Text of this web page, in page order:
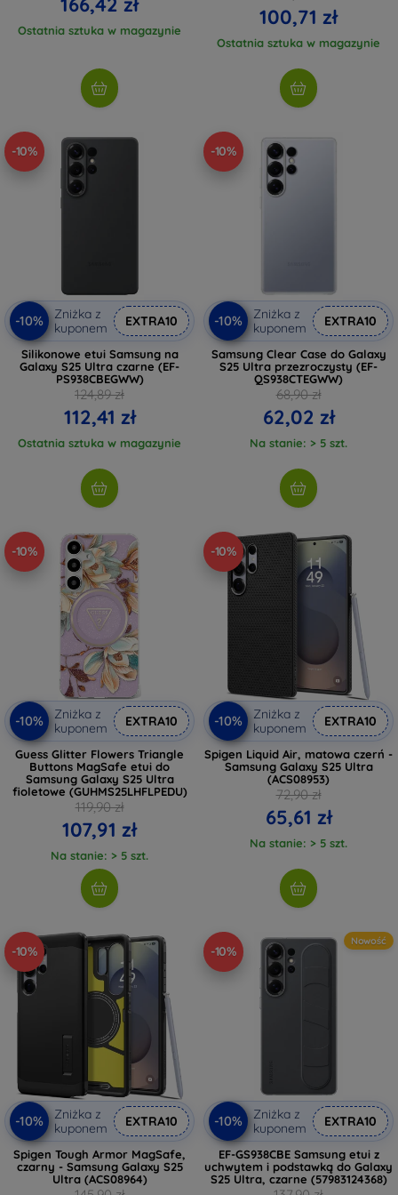
Ostatnia sztuka w magazynie
100,71 zł
Ostatnia sztuka w magazynie
-10%
-10%
Zniżka z
kuponem
EXTRA10
Silikonowe etui Samsung na
Galaxy S25 Ultra czarne (EF-
PS938CBEGWW)
124,89 zł
112,41 zł
Ostatnia sztuka w magazynie
-10%
-10%
Zniżka z
kuponem
EXTRA10
Samsung Clear Case do Galaxy
S25 Ultra przezroczysty (EF-
QS938CTEGWW)
68,90 zł
62,02 zł
Na stanie: > 5 szt.
-10%
-10%
Zniżka z
kuponem
EXTRA10
Guess Glitter Flowers Triangle
Buttons MagSafe etui do
Samsung Galaxy S25 Ultra
fioletowe (GUHMS25LHFLPEDU)
119,90 zł
107,91 zł
Na stanie: > 5 szt.
-10%
-10%
Zniżka z
kuponem
EXTRA10
Spigen Liquid Air, matowa czerń -
Samsung Galaxy S25 Ultra
(ACS08953)
72,90 zł
65,61 zł
Na stanie: > 5 szt.
-10%
-10%
Zniżka z
kuponem
EXTRA10
Spigen Tough Armor MagSafe,
czarny - Samsung Galaxy S25
Ultra (ACS08964)
-10%
Nowość
-10%
Zniżka z
kuponem
EXTRA10
EF-GS938CBE Samsung etui z
uchwytem i podstawką do Galaxy
S25 Ultra, czarne (57983124368)